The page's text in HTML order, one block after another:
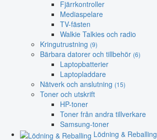
Fjärrkontroller
Mediaspelare
TV-fästen
Walkie Talkies och radio
Kringutrustning (9)
Bärbara datorer och tillbehör (6)
Laptopbatterier
Laptopladdare
Nätverk och anslutning (15)
Toner och utskrift
HP-toner
Toner från andra tillverkare
Samsung-toner
Lödning & Reballing